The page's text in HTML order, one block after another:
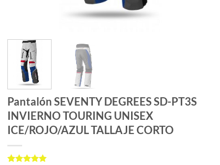
Pantalón SEVENTY DEGREES SD-PT3S
INVIERNO TOURING UNISEX
ICE/ROJO/AZUL TALLAJE CORTO